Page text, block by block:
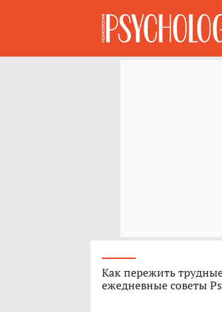
Как пережить
ежедневные советы